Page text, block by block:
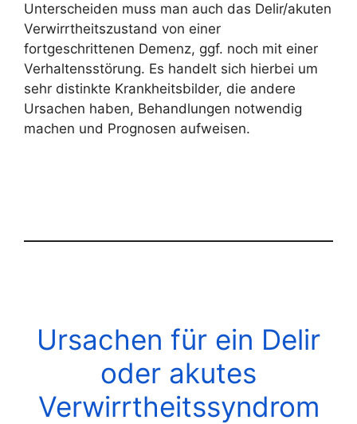
Unterscheiden muss man auch das Delir/akuten
Verwirrtheitszustand von einer
fortgeschrittenen Demenz, ggf. noch mit einer
Verhaltensstörung. Es handelt sich hierbei um
sehr distinkte Krankheitsbilder, die andere
Ursachen haben, Behandlungen notwendig
machen und Prognosen aufweisen.
Ursachen für ein Delir
oder akutes
Verwirrtheitssyndrom